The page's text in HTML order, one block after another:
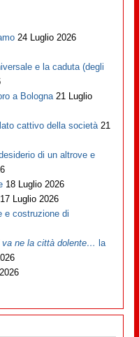
24 Luglio 2026
e la caduta (degli
a Bologna 21 Luglio
cattivo della società 21
di un altrove e
18 Luglio 2026
17 Luglio 2026
e costruzione di
va ne la città dolente… la